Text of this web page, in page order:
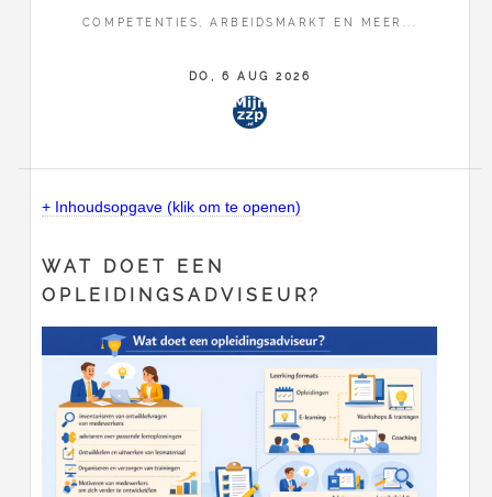
COMPETENTIES, ARBEIDSMARKT EN MEER...
DO, 6 AUG 2026
+ Inhoudsopgave (klik om te openen)
WAT DOET EEN
OPLEIDINGSADVISEUR?